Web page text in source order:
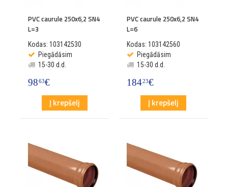
PVC caurule 250x6,2 SN4
L=3
Kodas: 103142530
Piegādāsim
15-30 d.d.
9863€
Į krepšelį
PVC caurule 250x6,2 SN4
L=6
Kodas: 103142560
Piegādāsim
15-30 d.d.
18423€
Į krepšelį